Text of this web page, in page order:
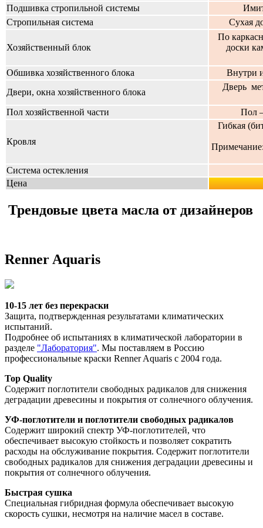
Подшивка стропильной системы
Стропильная система
Сухая
Хозяйственный блок
По
доски
Обшивка хозяйственного блока
Внутри
Двери, окна хозяйственного блока
Дверь
Пол хозяйственной части Пол
Кровля
Гибкая
Система остекления
Цена
Трендовые цвета масла от дизайнеров
Renner Aquaris
10-15 лет без перекраски
Защита, подтвержденная результатами климатических
испытаний.
Подробнее об испытаниях в климатической лаборатории в
разделе "Лаборатория". Мы поставляем в Россию
профессиональные краски Renner Aquaris с 2004 года.
Top Quality
Содержит поглотители свободных радикалов для снижения
деградации древесины и покрытия от солнечного облучения.
УФ-поглотители и поглотители свободных радикалов
Содержит широкий спектр УФ-поглотителей, что
обеспечивает высокую стойкость и позволяет сократить
расходы на обслуживание покрытия. Содержит поглотители
свободных радикалов для снижения деградации древесины и
покрытия от солнечного облучения.
Быстрая сушка
Специальная гибридная формула обеспечивает высокую
скорость сушки, несмотря на наличие масел в составе.